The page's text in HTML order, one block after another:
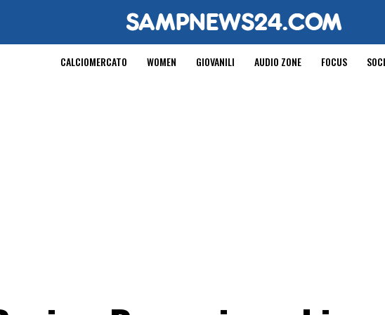
CALCIOMERCATO WOMEN GIOVANILI AUDIO ZONE FOCUS